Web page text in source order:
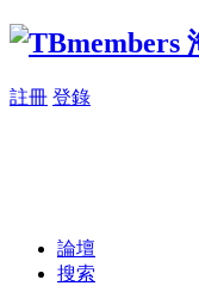
註冊 登錄
論壇
搜索